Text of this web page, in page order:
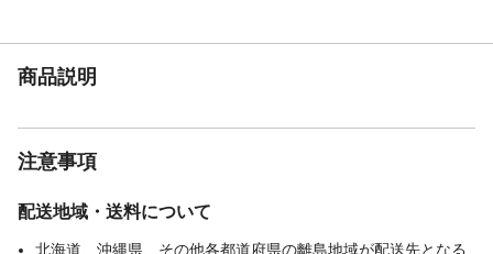
商品説明
注意事項
配送地域・送料について
北海道、沖縄県、その他各都道府県の離島地域が配送先となる